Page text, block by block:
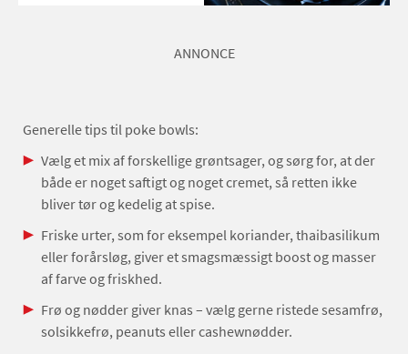
ANNONCE
Generelle tips til poke bowls:
Vælg et mix af forskellige grøntsager, og sørg for, at der
både er noget saftigt og noget cremet, så retten ikke
bliver tør og kedelig at spise.
Friske urter, som for eksempel koriander, thaibasilikum
eller forårsløg, giver et smagsmæssigt boost og masser
af farve og friskhed.
Frø og nødder giver knas – vælg gerne ristede sesamfrø,
solsikkefrø, peanuts eller cashewnødder.